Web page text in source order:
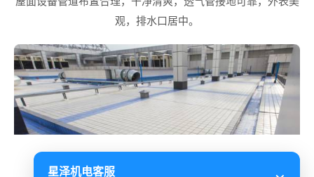
观，排水口居中。
星泽机电客服